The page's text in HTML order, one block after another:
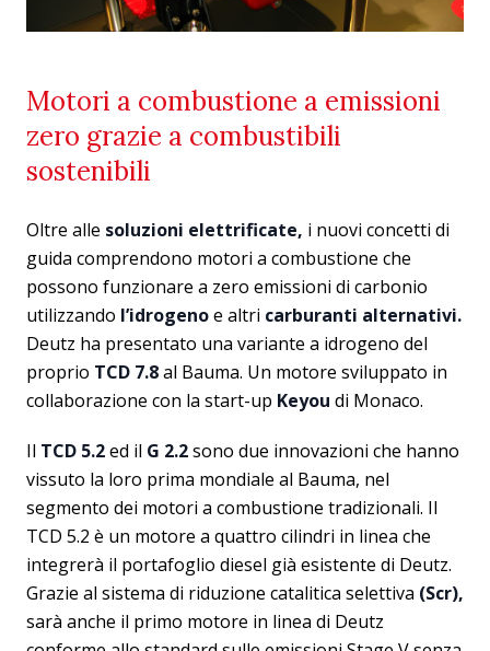
Motori a combustione a emissioni
zero grazie a combustibili
sostenibili
Oltre alle soluzioni elettrificate, i nuovi concetti di
guida comprendono motori a combustione che
possono funzionare a zero emissioni di carbonio
utilizzando l’idrogenoe altri carburanti alternativi.
Deutz ha presentato una variante a idrogeno del
proprio TCD 7.8al Bauma. Un motore sviluppato in
collaborazione con la start-up Keyou di Monaco.
Il TCD 5.2ed il G 2.2sono due innovazioni che hanno
vissuto la loro prima mondiale al Bauma, nel
segmento dei motori a combustione tradizionali. Il
TCD 5.2 è un motore a quattro cilindri in linea che
integrerà il portafoglio diesel già esistente di Deutz.
Grazie al sistema di riduzione catalitica selettiva (Scr),
sarà anche il primo motore in linea di Deutz